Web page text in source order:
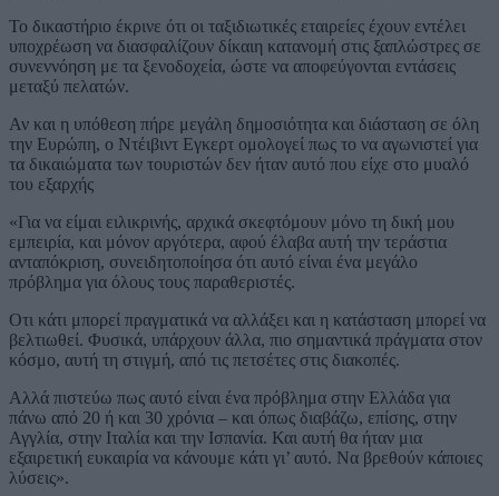
Το δικαστήριο έκρινε ότι οι ταξιδιωτικές εταιρείες έχουν εντέλει
υποχρέωση να διασφαλίζουν δίκαιη κατανομή στις ξαπλώστρες σε
συνεννόηση με τα ξενοδοχεία, ώστε να αποφεύγονται εντάσεις
μεταξύ πελατών.
Αν και η υπόθεση πήρε μεγάλη δημοσιότητα και διάσταση σε όλη
την Ευρώπη, ο Ντέιβιντ Εγκερτ ομολογεί πως το να αγωνιστεί για
τα δικαιώματα των τουριστών δεν ήταν αυτό που είχε στο μυαλό
του εξαρχής
«Για να είμαι ειλικρινής, αρχικά σκεφτόμουν μόνο τη δική μου
εμπειρία, και μόνον αργότερα, αφού έλαβα αυτή την τεράστια
ανταπόκριση, συνειδητοποίησα ότι αυτό είναι ένα μεγάλο
πρόβλημα για όλους τους παραθεριστές.
Οτι κάτι μπορεί πραγματικά να αλλάξει και η κατάσταση μπορεί να
βελτιωθεί. Φυσικά, υπάρχουν άλλα, πιο σημαντικά πράγματα στον
κόσμο, αυτή τη στιγμή, από τις πετσέτες στις διακοπές.
Αλλά πιστεύω πως αυτό είναι ένα πρόβλημα στην Ελλάδα για
πάνω από 20 ή και 30 χρόνια – και όπως διαβάζω, επίσης, στην
Αγγλία, στην Ιταλία και την Ισπανία. Και αυτή θα ήταν μια
εξαιρετική ευκαιρία να κάνουμε κάτι γι’ αυτό. Να βρεθούν κάποιες
λύσεις».